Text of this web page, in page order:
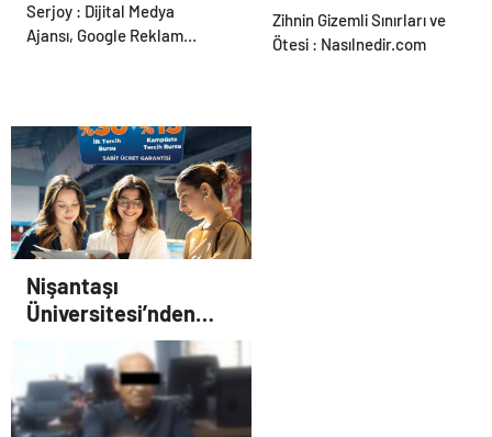
Ortopodoloji İle Diyabetik
Ayak Yarası Tedavisi
Zihnin Gizemli Sınırları ve
Ötesi : Nasılnedir.com
Serjoy : Dijital Medya
Ajansı, Google Reklam
Nişantaşı
Üniversitesi’nden
2026 YKS Adaylarına
Çifte Güvence: Sabit
Ücret ve Kesintisiz
Burs